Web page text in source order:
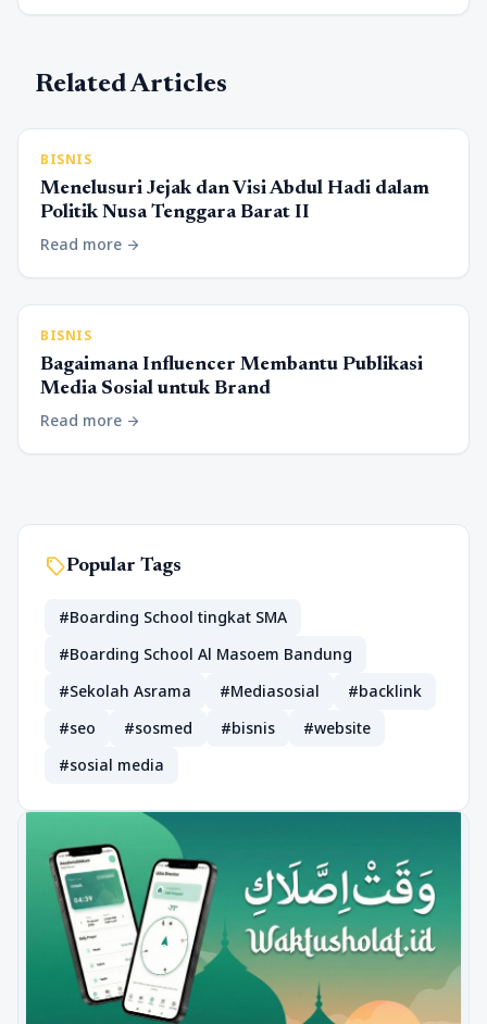
Related Articles
BISNIS
Menelusuri Jejak dan Visi Abdul Hadi dalam
Politik Nusa Tenggara Barat II
Read more arrow_forward
BISNIS
Bagaimana Influencer Membantu Publikasi
Media Sosial untuk Brand
Read more arrow_forward
sellPopular Tags
#Boarding School tingkat SMA
#Boarding School Al Masoem Bandung
#Sekolah Asrama
#Mediasosial
#backlink
#seo
#sosmed #bisnis
#website
#sosial media